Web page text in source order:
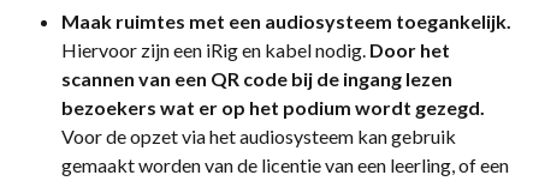
Maak ruimtes met een audiosysteem toegankelijk.
Hiervoor zijn een iRig en kabel nodig. Door het
scannen van een QR code bij de ingang lezen
bezoekers wat er op het podium wordt gezegd.
Voor de opzet via het audiosysteem kan gebruik
gemaakt worden van de licentie van een leerling, of een